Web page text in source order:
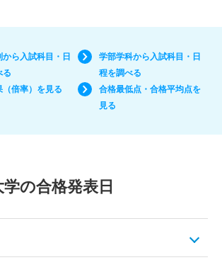
から入試科目・日
る
学部学科から入試科目・日
程を調べる
（倍率）を見る
合格最低点・合格平均点を
見る
の合格発表日